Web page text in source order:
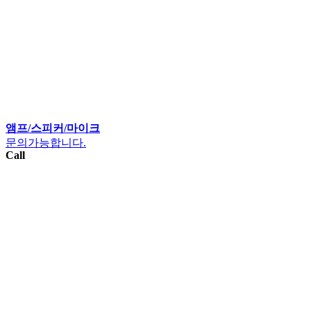
앰프/스피커/마이크
문의가능합니다.
Call